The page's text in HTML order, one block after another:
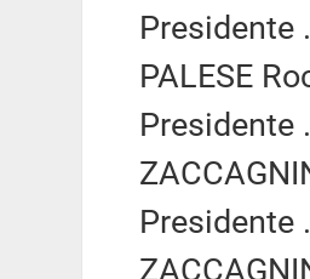
Presidente
PALESE
Presidente
Presidente